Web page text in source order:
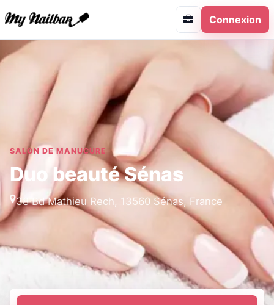
Connexion
SALON DE MANUCURE
Duo beauté Sénas
38 Bd Mathieu Rech, 13560 Sénas, France